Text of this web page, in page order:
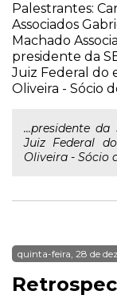
Palestrantes:
Associados
Machado
presidente da
Juiz Federal do
Oliveira - Sócio
...presidente da
Juiz Federal
Oliveira - Sócio
quinta-feira, 28 de